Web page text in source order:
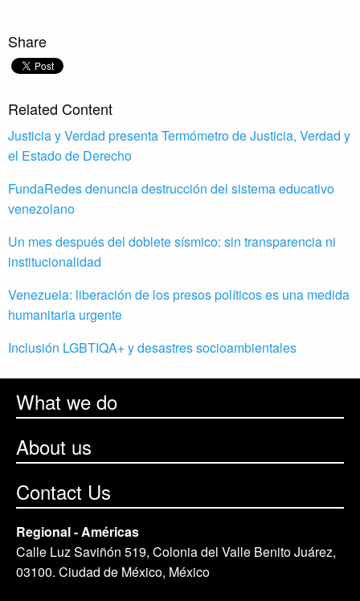
Share
Related Content
Justicia y Verdad presenta Termómetro de Justicia, Verdad y
el Estado de Derecho
FundaRedes denuncia destrucción del sistema educativo
venezolano
Un mes después del doblete sísmico: sin transparencia ni
institucionalidad
Venezuela: liberación de los presos políticos es una medida
humanitaria urgente
Inclusión LGBTIQA+ y desastres socioambientales
What we do
About us
Contact Us
Regional - Américas
Calle Luz Saviñón 519, Colonia del Valle Benito Juárez,
03100. Ciudad de México, México